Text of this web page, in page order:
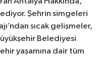
Şehrin simgeleri
sıcak gelişmeler,
Belediyesi
yaşamına dair tüm